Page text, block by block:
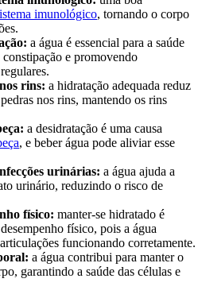
imunológico, tornando o corpo
a água é essencial para a saúde
e promovendo
rins: a hidratação adequada reduz
nos rins, mantendo os rins
a desidratação é uma causa
, e beber água pode aliviar esse
urinárias: a água ajuda a
urinário, reduzindo o risco de
físico: manter-se hidratado é
físico, pois a água
funcionando corretamente.
a água contribui para manter o
garantindo a saúde das células e